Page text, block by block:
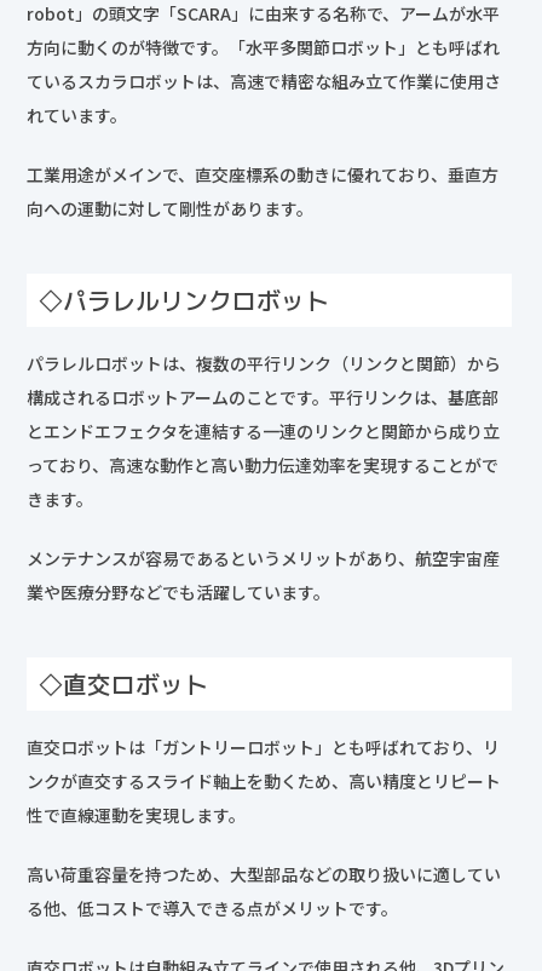
robot」の頭文字「SCARA」に由来する名称で、アームが水平
方向に動くのが特徴です。「水平多関節ロボット」とも呼ばれ
ているスカラロボットは、高速で精密な組み立て作業に使用さ
れています。
工業用途がメインで、直交座標系の動きに優れており、垂直方
向への運動に対して剛性があります。
◇パラレルリンクロボット
パラレルロボットは、複数の平行リンク（リンクと関節）から
構成されるロボットアームのことです。平行リンクは、基底部
とエンドエフェクタを連結する一連のリンクと関節から成り立
っており、高速な動作と高い動力伝達効率を実現することがで
きます。
メンテナンスが容易であるというメリットがあり、航空宇宙産
業や医療分野などでも活躍しています。
◇直交ロボット
直交ロボットは「ガントリーロボット」とも呼ばれており、リ
ンクが直交するスライド軸上を動くため、高い精度とリピート
性で直線運動を実現します。
高い荷重容量を持つため、大型部品などの取り扱いに適してい
る他、低コストで導入できる点がメリットです。